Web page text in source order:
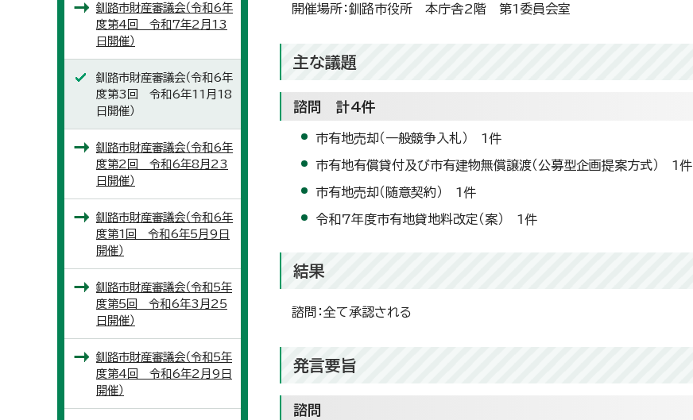
開催場所：釧路市役所 本庁舎2階 第1委員会室
主な議題
諮問 計4件
市有地売却（一般競争入札） 1件
市有地有償貸付及び市有建物無償譲渡（公募型企画提案方式） 1件
市有地売却（随意契約） 1件
令和7年度市有地貸地料改定（案） 1件
結果
諮問：全て承認される
発言要旨
諮問
釧路市財産審議会（令和6年
度第4回 令和7年2月13
日開催）
釧路市財産審議会（令和6年
度第3回 令和6年11月18
日開催）
釧路市財産審議会（令和6年
度第2回 令和6年8月23
日開催）
釧路市財産審議会（令和6年
度第1回 令和6年5月9日
開催）
釧路市財産審議会（令和5年
度第5回 令和6年3月25
日開催）
釧路市財産審議会（令和5年
度第4回 令和6年2月9日
開催）